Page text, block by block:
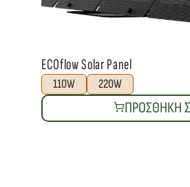
ECOflow Solar Panel
110W 220W
ΠΡΟΣΘΗΚΗ